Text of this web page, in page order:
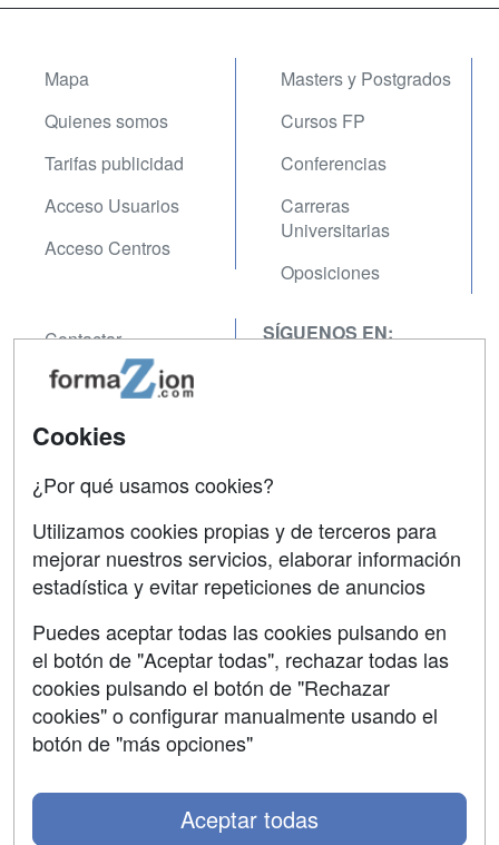
Mapa
Quienes somos
Tarifas publicidad
Acceso Usuarios
Acceso Centros
Masters y Postgrados
Cursos FP
Conferencias
Carreras
Universitarias
Oposiciones
Contactar
Confidencialidad
Aviso legal
SÍGUENOS EN:
Grupo formazion:
Cookies
¿Por qué usamos cookies?
Utilizamos cookies propias y de terceros para
mejorar nuestros servicios, elaborar información
estadística y evitar repeticiones de anuncios
Puedes aceptar todas las cookies pulsando en
el botón de "Aceptar todas", rechazar todas las
cookies pulsando el botón de "Rechazar
cookies" o configurar manualmente usando el
botón de "más opciones"
Aceptar todas